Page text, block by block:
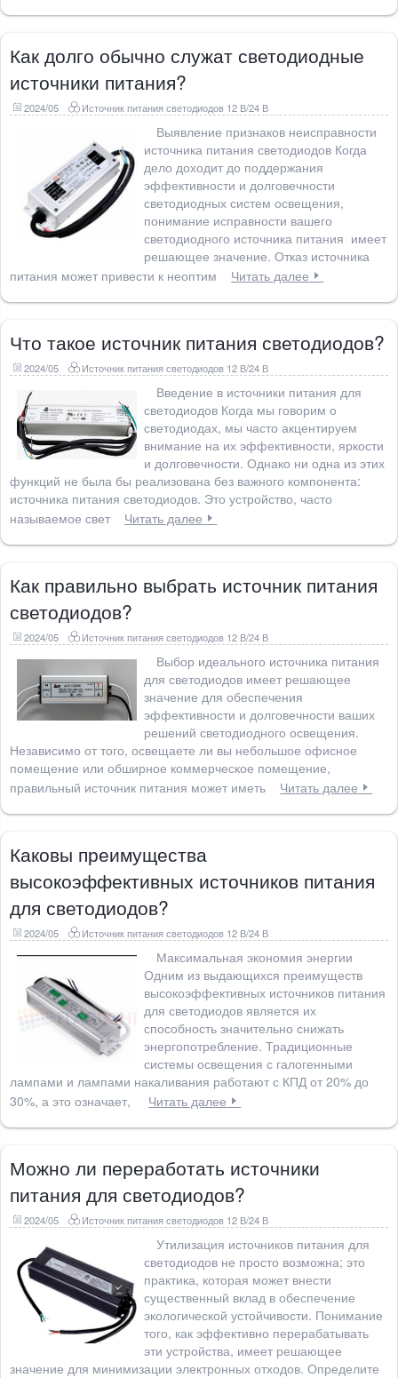
Как долго обычно служат светодиодные
источники питания?
2024/05 Источник питания светодиодов 12 В/24 В
Выявление признаков неисправности
источника питания светодиодов Когда
дело доходит до поддержания
эффективности и долговечности
светодиодных систем освещения,
понимание исправности вашего
светодиодного источника питания имеет
решающее значение. Отказ источника
питания может привести к неоптим
Читать далее
Что такое источник питания светодиодов?
2024/05 Источник питания светодиодов 12 В/24 В
Введение в источники питания для
светодиодов Когда мы говорим о
светодиодах, мы часто акцентируем
внимание на их эффективности, яркости
и долговечности. Однако ни одна из этих
функций не была бы реализована без важного компонента:
источника питания светодиодов. Это устройство, часто
называемое свет
Читать далее
Как правильно выбрать источник питания
светодиодов?
2024/05 Источник питания светодиодов 12 В/24 В
Выбор идеального источника питания
для светодиодов имеет решающее
значение для обеспечения
эффективности и долговечности ваших
решений светодиодного освещения.
Независимо от того, освещаете ли вы небольшое офисное
помещение или обширное коммерческое помещение,
правильный источник питания может иметь
Читать далее
Каковы преимущества
высокоэффективных источников питания
для светодиодов?
2024/05 Источник питания светодиодов 12 В/24 В
Максимальная экономия энергии
Одним из выдающихся преимуществ
высокоэффективных источников питания
для светодиодов является их
способность значительно снижать
энергопотребление. Традиционные
системы освещения с галогенными
лампами и лампами накаливания работают с КПД от 20% до
30%, а это означает,
Читать далее
Можно ли переработать источники
питания для светодиодов?
2024/05 Источник питания светодиодов 12 В/24 В
Утилизация источников питания для
светодиодов не просто возможна; это
практика, которая может внести
существенный вклад в обеспечение
экологической устойчивости. Понимание
того, как эффективно перерабатывать
эти устройства, имеет решающее
значение для минимизации электронных отходов. Определите